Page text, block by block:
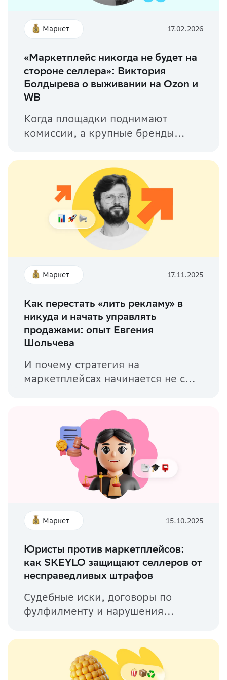
Маркет 17.02.2026
«Маркетплейс никогда не будет на
стороне селлера»: Виктория
Болдырева о выживании на Ozon и
WB
Когда площадки поднимают
комиссии, а крупные бренды
Маркет 17.11.2025
Как перестать «лить рекламу» в
никуда и начать управлять
продажами: опыт Евгения
Шольчева
И почему стратегия на
маркетплейсах начинается не с
Маркет 15.10.2025
Юристы против маркетплейсов:
как SKEYLO защищают селлеров от
несправедливых штрафов
Судебные иски, договоры по
фулфилменту и нарушения